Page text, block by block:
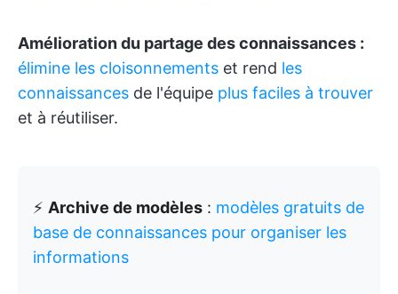
Amélioration du partage des connaissances :
élimine les cloisonnements et rend les
connaissances de l'équipe plus faciles à trouver
et à réutiliser.
⚡️ Archive de modèles : modèles gratuits de
base de connaissances pour organiser les
informations